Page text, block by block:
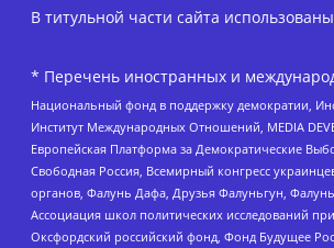
В титульной части сайта
* Перечень иностранных и
Национальный фонд в поддержку демократии,
Институт Международных Отношений, MEDIA
Европейская Платформа за Демократические
Свободная Россия, Всемирный конгресс
органов, Фалунь Дафа, Друзья Фалуньгун,
Ассоциация школ политических исследований
Оксфордский российский фонд, Фонд Будущее